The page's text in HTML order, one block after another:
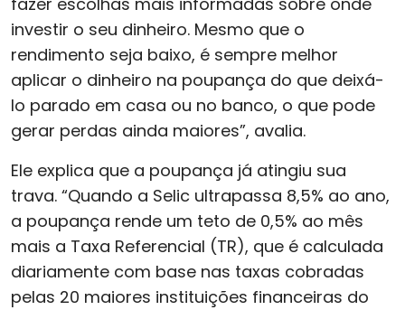
investir o seu dinheiro. Mesmo que o
rendimento seja baixo, é sempre melhor
aplicar o dinheiro na poupança do que deixá-
lo parado em casa ou no banco, o que pode
gerar perdas ainda maiores”, avalia.
Ele explica que a poupança já atingiu sua
trava. “Quando a Selic ultrapassa 8,5% ao ano,
a poupança rende um teto de 0,5% ao mês
mais a Taxa Referencial (TR), que é calculada
diariamente com base nas taxas cobradas
pelas 20 maiores instituições financeiras do